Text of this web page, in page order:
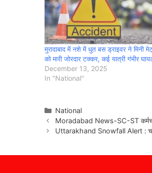
मुरादाबाद में नशे में धुत बस ड्राइवर ने मिनी
को मारी जोरदार टक्कर, कई यात्री गंभीर
December 13, 2025
In "National"
Categories
National
Moradabad News-SC-ST
Uttarakhand Snowfall Alert :